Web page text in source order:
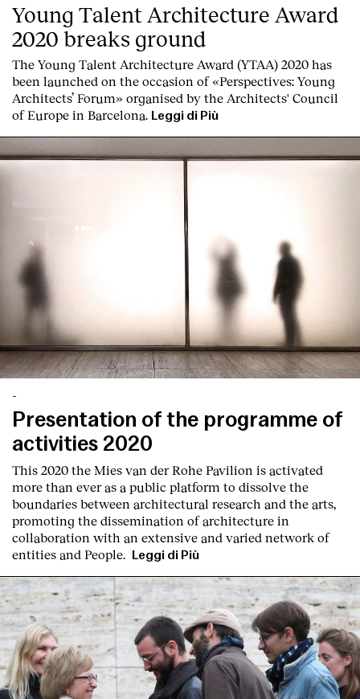
Clienti
Young Talent Architecture Award
2020 breaks ground
The Young Talent Architecture Award (YTAA) 2020 has
been launched on the occasion of «Perspectives: Young
Architects’ Forum» organised by the Architects' Council
of Europe in Barcelona. Leggi di Più
-
Presentation of the programme of
activities 2020
This 2020 the Mies van der Rohe Pavilion is activated
more than ever as a public platform to dissolve the
boundaries between architectural research and the arts,
promoting the dissemination of architecture in
collaboration with an extensive and varied network of
entities and People.
Leggi di Più